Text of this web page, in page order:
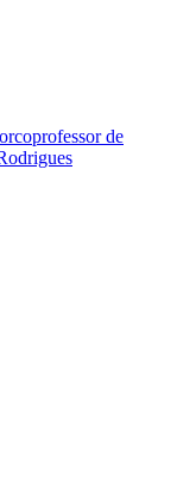
professor de